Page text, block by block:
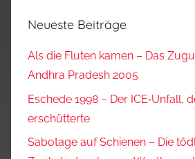
Neueste Beiträge
Als die Fluten kamen – Das
Andhra Pradesh 2005
Eschede 1998 – Der ICE‑Unfall,
erschütterte
Sabotage auf Schienen – Die